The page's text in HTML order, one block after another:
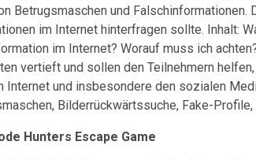
Betrugsmaschen und Falschinformationen.
im Internet hinterfragen sollte. Inhalt:
im Internet? Worauf muss ich
vertieft und sollen den Teilnehmern
Internet und insbesondere den sozialen
Bilderrückwärtssuche, Fake-Profile,
Hunters Escape Game